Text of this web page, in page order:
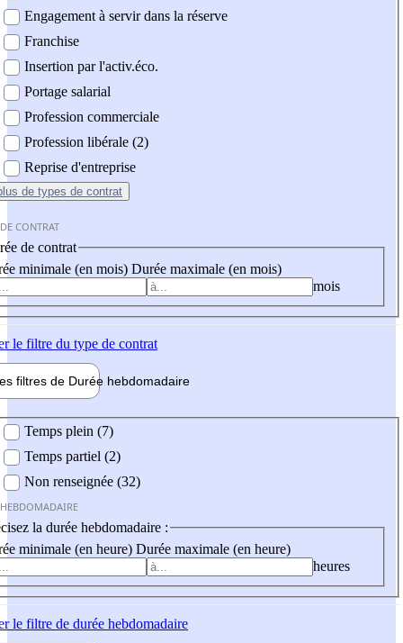
Engagement à servir dans la réserve
Franchise
Insertion par l'activ.éco.
Portage salarial
Profession commerciale
Profession libérale (2)
Reprise d'entreprise
de types de contrat
CONTRAT
de contrat
minimale (en mois) Durée maximale (en mois)
mois
le filtre du type de contrat
filtres de Durée hebdomadaire
Temps plein (7)
Temps partiel (2)
Non renseignée (32)
la durée hebdomadaire :
minimale (en heure) Durée maximale (en heure)
heures
le filtre de durée hebdomadaire